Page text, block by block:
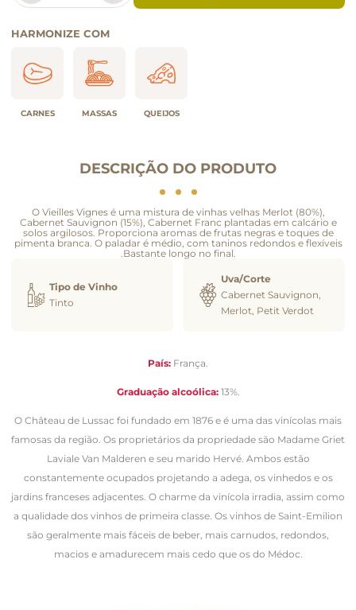
HARMONIZE COM
CARNES MASSAS QUEIJOS
DESCRIÇÃO DO PRODUTO
O Vieilles Vignes é uma mistura de vinhas velhas Merlot (80%),
Cabernet Sauvignon (15%), Cabernet Franc plantadas em calcário e
solos argilosos. Proporciona aromas de frutas negras e toques de
pimenta branca. O paladar é médio, com taninos redondos e flexíveis
.Bastante longo no final.
Tipo de Vinho
Tinto
Uva/Corte
Cabernet Sauvignon,
Merlot, Petit Verdot
País: França.
Graduação alcoólica:13%.
O Château de Lussac foi fundado em 1876 e é uma das vinícolas mais
famosas da região. Os proprietários da propriedade são Madame Griet
Laviale Van Malderen e seu marido Hervé. Ambos estão
constantemente ocupados projetando a adega, os vinhedos e os
jardins franceses adjacentes. O charme da vinícola irradia, assim como
a qualidade dos vinhos de primeira classe. Os vinhos de Saint-Emilion
são geralmente mais fáceis de beber, mais carnudos, redondos,
macios e amadurecem mais cedo que os do Médoc.